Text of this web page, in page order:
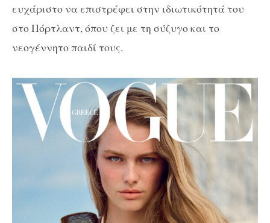
ευχάριστο να επιστρέφει στην ιδιωτικότητά του
στο Πόρτλαντ, όπου ζει με τη σύζυγο και το
νεογέννητο παιδί τους.